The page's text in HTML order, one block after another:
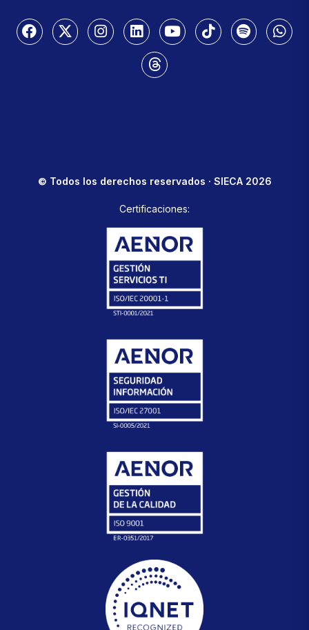
© Todos los derechos reservados · SIECA 2026
Certificaciones: